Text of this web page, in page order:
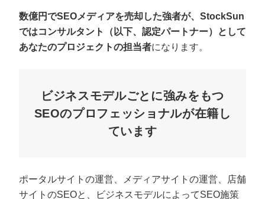
数億円でSEOメディアを売却した強者が、StockSun
ではコンサルタント（以下、認定パートナー）として
あなたのプロジェクトの担当者になります。
ビジネスモデルごとに強みをもつ
SEOのプロフェッショナルが在籍し
ています
ポータルサイトの運営、メディアサイトの運営、店舗
サイトのSEOと、ビジネスモデルによってSEO施策